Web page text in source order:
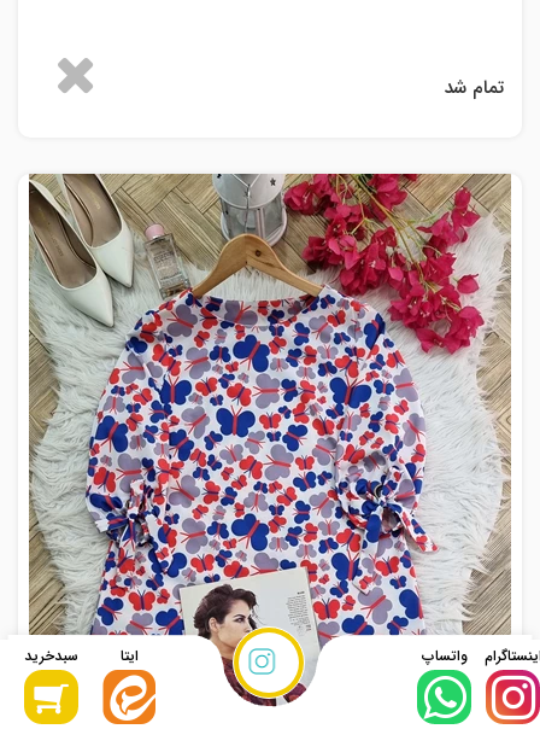
تمام شد
نحوه ثبت
سفارش